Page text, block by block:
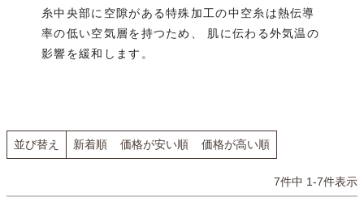
糸中央部に空隙がある特殊加工の中空糸は熱伝導
率の低い空気層を持つため、
肌に伝わる外気温の
影響を緩和します。
並び替え 新着順 価格が安い順 価格が高い順
7件中 1-7件表示